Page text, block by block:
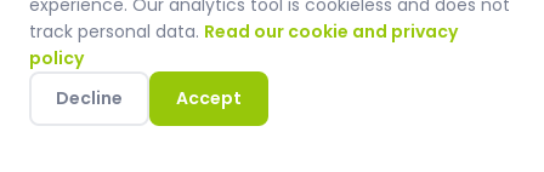
에이전시
MapMetrics
솔루션
문의하기
experience. Our analytics tool is cookieless and does not
track personal data. Read our cookie and privacy
policy
Decline
Accept